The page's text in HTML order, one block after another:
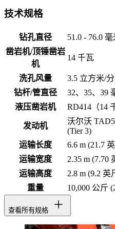
技术规格
钻孔直径
51.0 - 76.0
凿岩机/顶锤凿岩
机
14 千瓦
洗孔风量
3.5 立方米/
钻杆/管直径
32、35、39
液压凿岩机
RD414（14
发动机
沃尔沃
(Tier 3)
运输长度
6.6 m (21.7
运输宽度
2.35 m (7.70
运输高度
2.8 m (9.2 英
重量
10,000 公斤
查看所有规格